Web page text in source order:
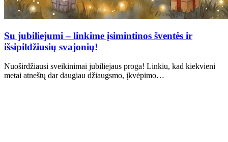
Su jubiliejumi – linkime įsimintinos šventės ir
išsipildžiusių svajonių!
Nuoširdžiausi sveikinimai jubiliejaus proga! Linkiu, kad kiekvieni
metai atneštų dar daugiau džiaugsmo, įkvėpimo…